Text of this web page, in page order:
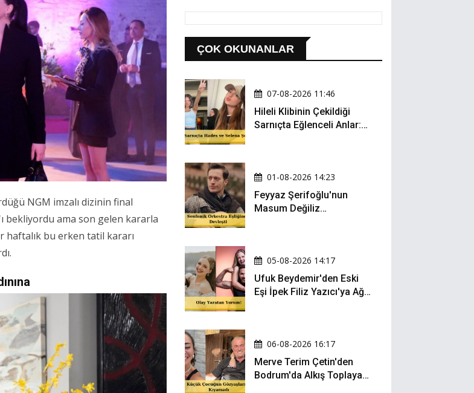
NGM imzalı dizinin final
bekliyordu ama son gelen kararla
bu erken tatil kararı
ÇOK OKUNANLAR
07-08-2026 11:46
Hileli Klibinin Çekildiği
Sarnıçta Eğlenceli Anlar:
01-08-2026 14:23
Feyyaz Şerifoğlu'nun
Masum Değiliz
05-08-2026 14:17
Ufuk Beydemir'den Eski
Eşi İpek Filiz Yazıcı'ya Ağır
06-08-2026 16:17
Merve Terim Çetin'den
Bodrum'da Alkış Toplayan